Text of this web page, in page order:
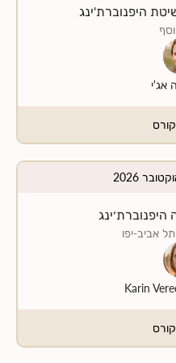
היפנוברת'ינג
אג'י
אביב-יפו
Karin